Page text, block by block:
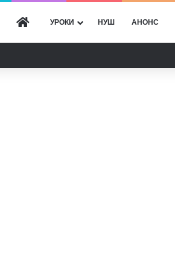
ГОЛОВНА
УРОКИ НУШ АНОНС